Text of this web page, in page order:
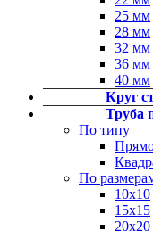
25 мм
28 мм
32 мм
36 мм
40 мм
Круг
Труба
По типу
По
10х10
15х15
20х20